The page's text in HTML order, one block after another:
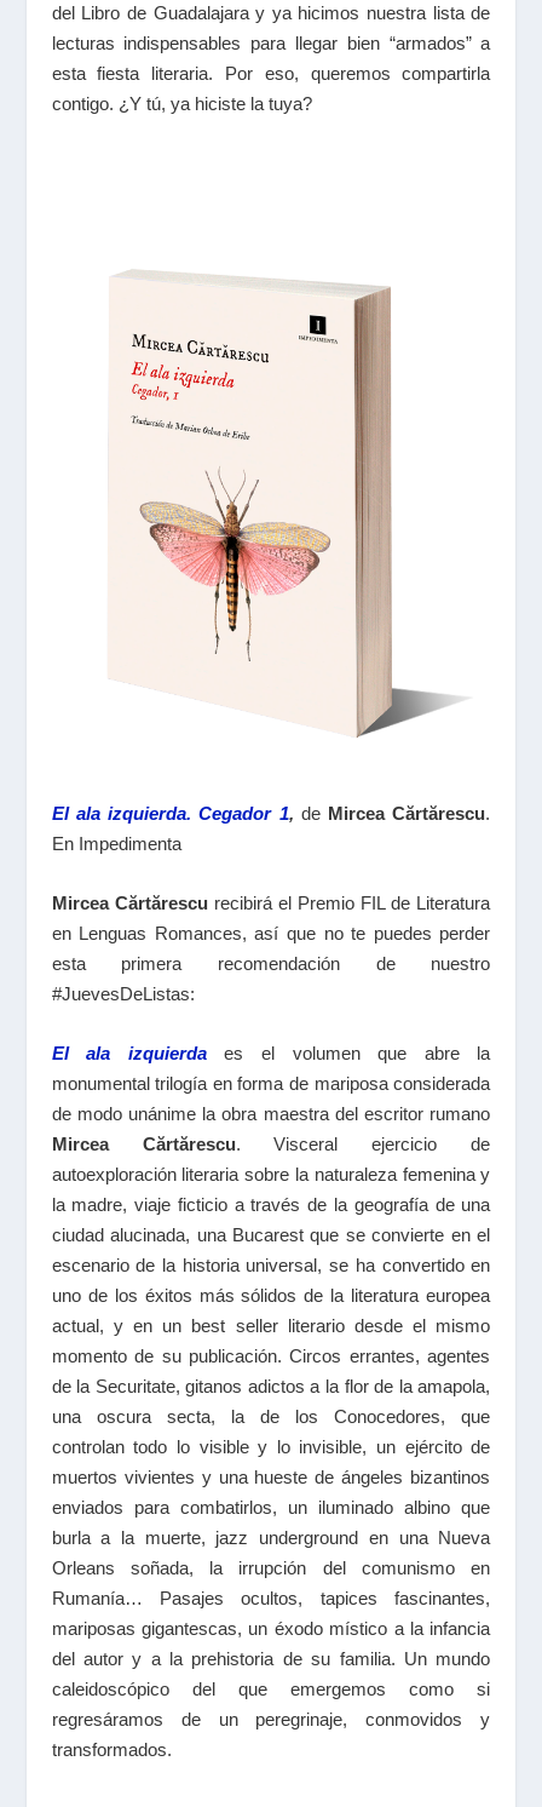
del Libro de Guadalajara y ya hicimos nuestra lista de
lecturas indispensables para llegar bien “armados” a
esta fiesta literaria. Por eso, queremos compartirla
contigo. ¿Y tú, ya hiciste la tuya?
El ala izquierda. Cegador 1, de Mircea Cărtărescu.
En Impedimenta
Mircea Cărtărescu recibirá el Premio FIL de Literatura
en Lenguas Romances, así que no te puedes perder
esta primera recomendación de nuestro
#JuevesDeListas:
El ala izquierdaes el volumen que abre la
monumental trilogía en forma de mariposa considerada
de modo unánime la obra maestra del escritor rumano
Mircea Cărtărescu. Visceral ejercicio de
autoexploración literaria sobre la naturaleza femenina y
la madre, viaje ficticio a través de la geografía de una
ciudad alucinada, una Bucarest que se convierte en el
escenario de la historia universal, se ha convertido en
uno de los éxitos más sólidos de la literatura europea
actual, y en un best seller literario desde el mismo
momento de su publicación. Circos errantes, agentes
de la Securitate, gitanos adictos a la flor de la amapola,
una oscura secta, la de los Conocedores, que
controlan todo lo visible y lo invisible, un ejército de
muertos vivientes y una hueste de ángeles bizantinos
enviados para combatirlos, un iluminado albino que
burla a la muerte, jazz underground en una Nueva
Orleans soñada, la irrupción del comunismo en
Rumanía… Pasajes ocultos, tapices fascinantes,
mariposas gigantescas, un éxodo místico a la infancia
del autor y a la prehistoria de su familia. Un mundo
caleidoscópico del que emergemos como si
regresáramos de un peregrinaje, conmovidos y
transformados.